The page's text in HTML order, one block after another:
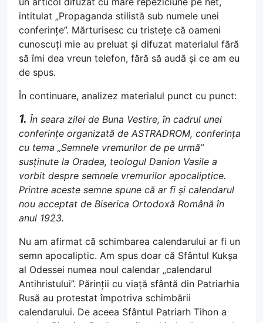
intitulat „Propaganda stilistă sub numele unei
conferințe”. Mărturisesc cu tristețe că oameni
cunoscuți mie au preluat și difuzat materialul fără
să îmi dea vreun telefon, fără să audă și ce am eu
de spus.
În continuare, analizez materialul punct cu punct:
1. În seara zilei de Buna Vestire, în cadrul unei
conferințe organizată de ASTRADROM, conferința
cu tema „Semnele vremurilor de pe urmă”
susținute la Oradea, teologul Danion Vasile a
vorbit despre semnele vremurilor apocaliptice.
Printre aceste semne spune că ar fi și calendarul
nou acceptat de Biserica Ortodoxă Română în
anul 1923.
Nu am afirmat că schimbarea calendarului ar fi un
semn apocaliptic. Am spus doar că Sfântul Kukșa
al Odessei numea noul calendar „calendarul
Antihristului”. Părinții cu viață sfântă din Patriarhia
Rusă au protestat împotriva schimbării
calendarului. De aceea Sfântul Patriarh Tihon a